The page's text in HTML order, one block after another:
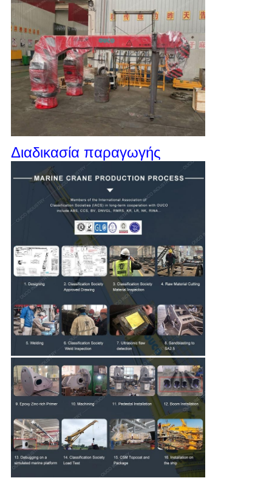
Διαδικασία παραγωγής